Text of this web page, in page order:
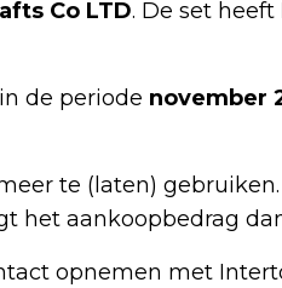
Co LTD. De set heeft
de periode november
te (laten)
het aankoopbedrag
opnemen met